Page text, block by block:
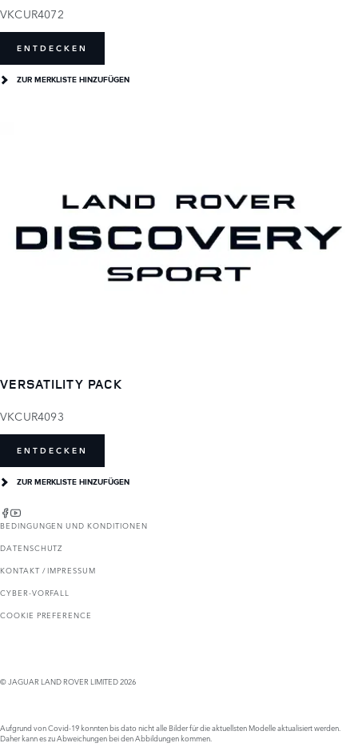
VKCUR4072
ENTDECKEN
ZUR MERKLISTE HINZUFÜGEN
VERSATILITY PACK
VKCUR4093
ENTDECKEN
ZUR MERKLISTE HINZUFÜGEN
BEDINGUNGEN UND KONDITIONEN
DATENSCHUTZ
KONTAKT / IMPRESSUM
CYBER-VORFALL
COOKIE PREFERENCE
© JAGUAR LAND ROVER LIMITED 2026
Aufgrund von Covid-19 konnten bis dato nicht alle Bilder für die aktuellsten Modelle aktualisiert werden.
Daher kann es zu Abweichungen bei den Abbildungen kommen.